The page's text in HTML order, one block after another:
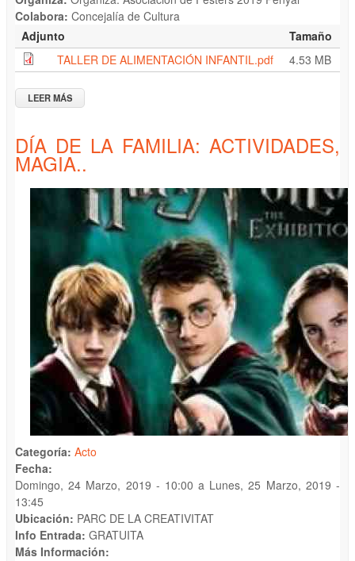
Colabora: Concejalía de Cultura
Adjunto
Tamaño
TALLER DE ALIMENTACIÓN INFANTIL.pdf
4.53 MB
LEER MÁS
PEDIATRA
DÍA DE LA FAMILIA: ACTIVIDADES,
MAGIA..
Categoría: Acto
Fecha:
Domingo, 24 Marzo, 2019 - 10:00 a Lunes, 25 Marzo, 2019 -
13:45
Ubicación: PARC DE LA CREATIVITAT
Info Entrada: GRATUITA
Más Información: